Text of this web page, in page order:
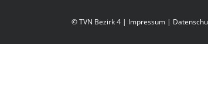
© TVN Bezirk 4 | Impressum |